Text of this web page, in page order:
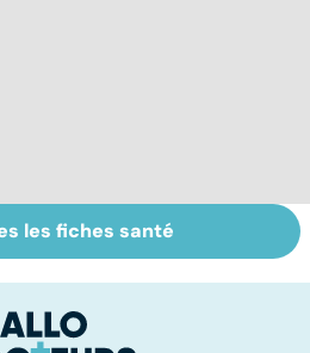
Inflammation des
amygdales : que
d'angine ?
les fiches santé